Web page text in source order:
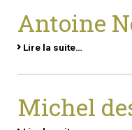
Antoine
Lire la suite…
Michel